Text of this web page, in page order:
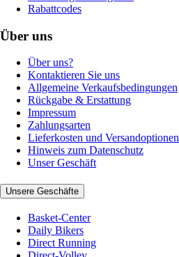
Rabattcodes
Über uns
Über uns?
Kontaktieren Sie uns
Allgemeine Verkaufsbedingungen
Rückgabe & Erstattung
Impressum
Zahlungsarten
Lieferkosten und Versandoptionen
Hinweis zum Datenschutz
Unser Geschäft
Unsere Geschäfte
Basket-Center
Daily Bikers
Direct Running